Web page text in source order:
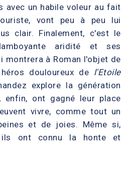
avec un habile voleur au fait
vont peu à peu lui
clair. Finalement, c'est le
aridité et ses
montrera à Roman l'objet de
douloureux de l'Etoile
explore la génération
enfin, ont gagné leur place
vivre, comme tout un
et de joies. Même si,
ils ont connu la honte et